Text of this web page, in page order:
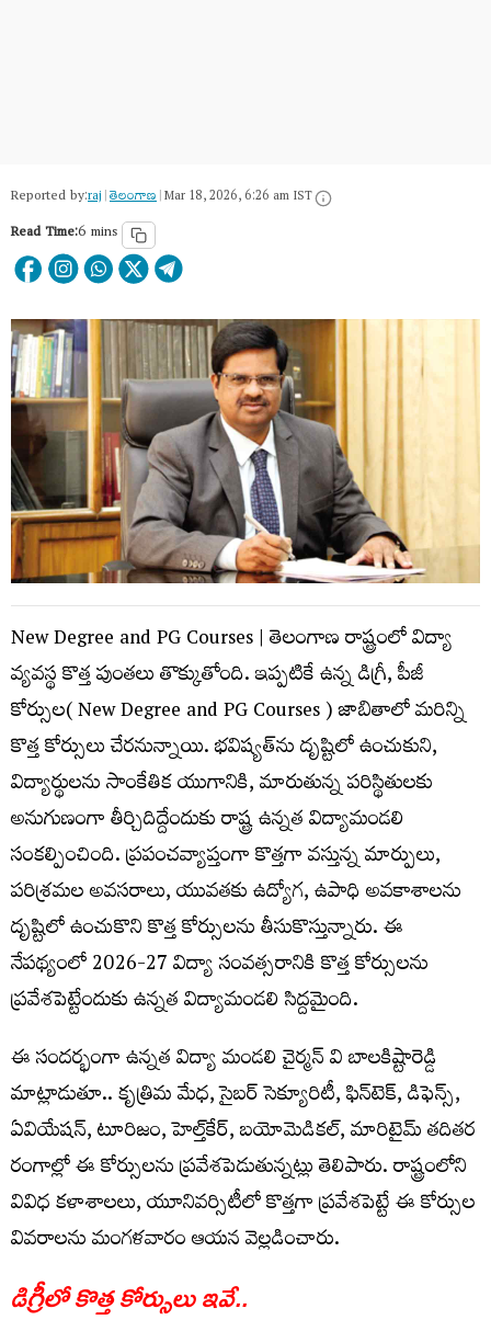
Reported by:raj|తెలంగాణ‌|Mar 18, 2026, 6:26 am IST
Read Time:6 mins
New Degree and PG Courses | తెలంగాణ రాష్ట్రంలో విద్యా
వ్య‌వ‌స్థ కొత్త పుంత‌లు తొక్కుతోంది. ఇప్ప‌టికే ఉన్న డిగ్రీ, పీజీ
కోర్సుల( New Degree and PG Courses ) జాబితాలో మ‌రిన్ని
కొత్త కోర్సులు చేర‌నున్నాయి. భ‌విష్య‌త్‌ను దృష్టిలో ఉంచుకుని,
విద్యార్థుల‌ను సాంకేతిక యుగానికి, మారుతున్న ప‌రిస్థితుల‌కు
అనుగుణంగా తీర్చిదిద్దేందుకు రాష్ట్ర ఉన్న‌త విద్యామండ‌లి
సంక‌ల్పించింది. ప్రపంచవ్యాప్తంగా కొత్తగా వస్తున్న మార్పులు,
పరిశ్రమల అవసరాలు, యువతకు ఉద్యోగ, ఉపాధి అవకాశాలను
దృష్టిలో ఉంచుకొని కొత్త కోర్సులను తీసుకొస్తున్నారు. ఈ
నేప‌థ్యంలో 2026-27 విద్యా సంవ‌త్స‌రానికి కొత్త కోర్సుల‌ను
ప్ర‌వేశ‌పెట్టేందుకు ఉన్న‌త విద్యామండ‌లి సిద్ద‌మైంది.
ఈ సంద‌ర్భంగా ఉన్న‌త విద్యా మండ‌లి చైర్మ‌న్ వి బాలకిష్టారెడ్డి
మాట్లాడుతూ.. కృత్రిమ మేధ, సైబర్‌ సెక్యూరిటీ, ఫిన్‌టెక్, డిఫెన్స్,
ఏవియేషన్, టూరిజం, హెల్త్‌కేర్, బయోమెడికల్, మారిటైమ్‌ తదితర
రంగాల్లో ఈ కోర్సులను ప్రవేశపెడుతున్నట్లు తెలిపారు. రాష్ట్రంలోని
వివిధ కళాశాలలు, యూనివర్సిటీలో కొత్తగా ప్రవేశపెట్టే ఈ కోర్సుల
వివరాలను మంగళవారం ఆయన వెల్లడించారు.
డిగ్రీలో కొత్త కోర్సులు ఇవే..